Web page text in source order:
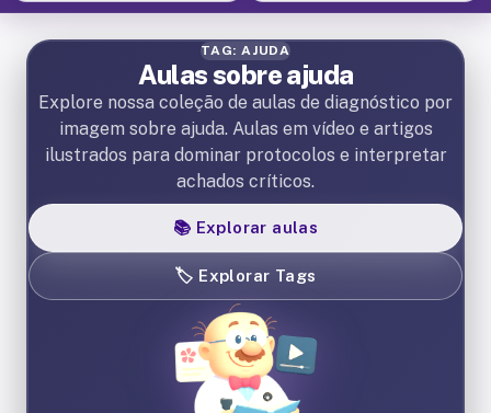
TAG: AJUDA
Aulas sobre ajuda
Explore nossa coleção de aulas de diagnóstico por
imagem sobre ajuda. Aulas em vídeo e artigos
ilustrados para dominar protocolos e interpretar
achados críticos.
📚 Explorar aulas
🏷️ Explorar Tags